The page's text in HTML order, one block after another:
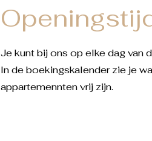
Je kunt bij ons op elke dag van
In de boekingskalender zie je
appartemennten vrij zijn.